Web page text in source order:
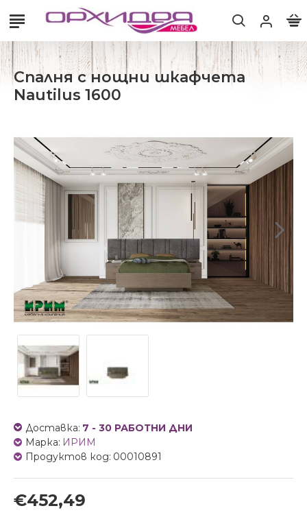
Спалня с нощни шкафчета
Nautilus 1600
€452,49
Доставка: 7 - 30 РАБОТНИ ДНИ
Марка: ИРИМ
Продуктов код: 00010891